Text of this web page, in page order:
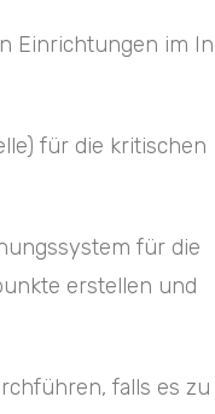
Einrichtungen im
für die kritischen
für die
erstellen und
falls es zu